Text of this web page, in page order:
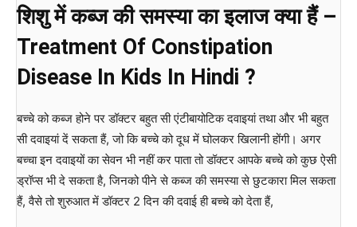
शिशु में कब्ज की समस्या का इलाज क्या हैं –
Treatment Of Constipation
Disease In Kids In Hindi ?
बच्चे को कब्ज होने पर डॉक्टर बहुत सी एंटीबायोटिक दवाइयां तथा और भी बहुत
सी दवाइयां दें सकता हैं, जो कि बच्चे को दूध में घोलकर खिलानी होंगी। अगर
बच्चा इन दवाइयों का सेवन भी नहीं कर पाता तो डॉक्टर आपके बच्चे को कुछ ऐसी
ड्रॉप्स भी दे सकता है, जिनको पीने से कब्ज की समस्या से छुटकारा मिल सकता
हैं, वैसे तो शुरुआत में डॉक्टर 2 दिन की दवाई ही बच्चे को देता हैं,